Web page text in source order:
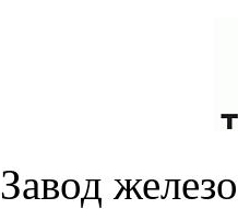
Завод